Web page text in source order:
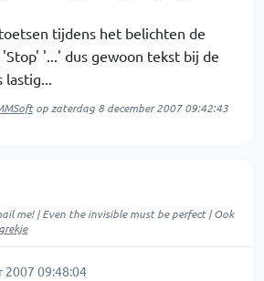
tijdens het belichten de
'...' dus gewoon tekst bij de
lastig...
opzaterdag 8 december 2007 09:42:43
me! | Even the invisible must be perfect | Ook
2007 09:48:04